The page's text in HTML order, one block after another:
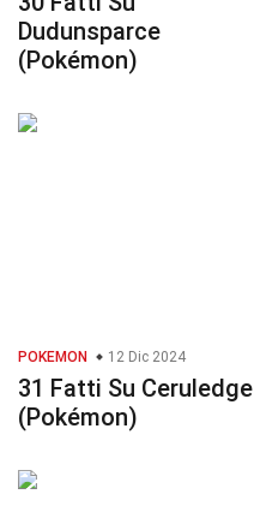
Dudunsparce
(Pokémon)
POKEMON 12 Dic 2024
31 Fatti Su Ceruledge
(Pokémon)